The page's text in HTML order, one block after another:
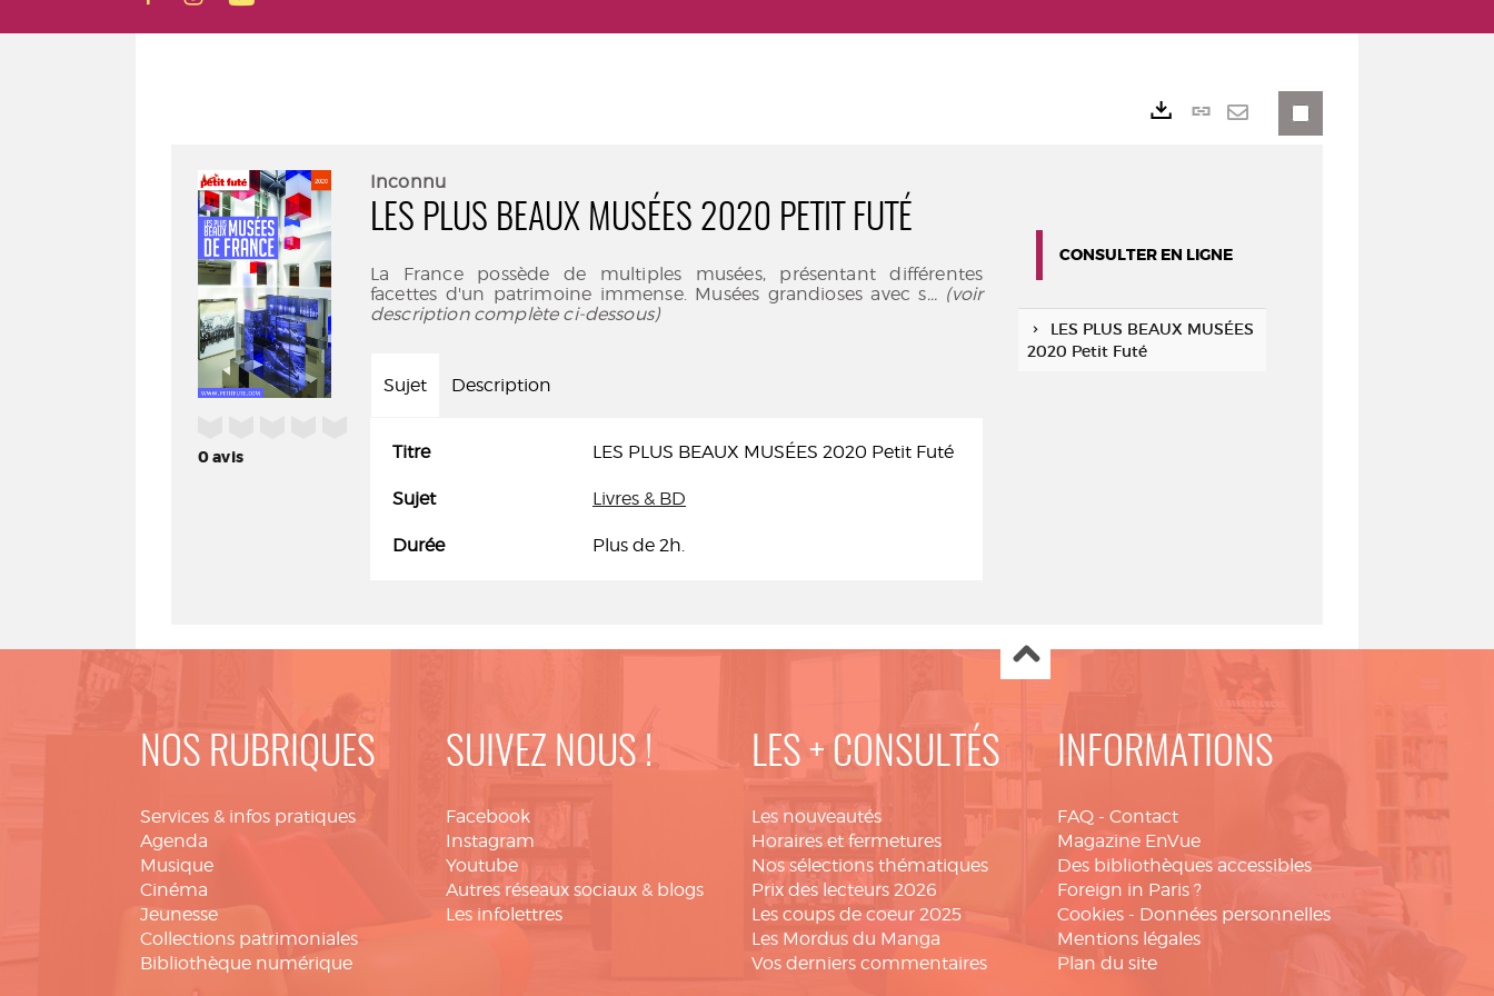
0avis
Inconnu
LES PLUS BEAUX MUSÉES 2020 PETIT FUTÉ
La France possède de multiples musées, présentant différentes
facettes d'un patrimoine immense. Musées grandioses avec s... (voir
description complète ci-dessous)
Sujet Description
Titre LES PLUS BEAUX MUSÉES 2020 Petit Futé
Sujet Livres & BD
Durée Plus de 2h.
Lien
CONSULTER EN LIGNE
LES PLUS BEAUX MUSÉES
2020 Petit Futé
NOS RUBRIQUES
Services & infos pratiques
Agenda
Musique
Cinéma
Jeunesse
Collections patrimoniales
Bibliothèque numérique
SUIVEZ NOUS !
Facebook
Instagram
Youtube
Autres réseaux sociaux & blogs
Les infolettres
LES + CONSULTÉS
Les nouveautés
Horaires et fermetures
Nos sélections thématiques
Prix des lecteurs 2026
Les coups de coeur 2025
Les Mordus du Manga
Vos derniers commentaires
INFORMATIONS
FAQ - Contact
Magazine EnVue
Des bibliothèques accessibles
Foreign in Paris ?
Cookies - Données personnelles
Mentions légales
Plan du site